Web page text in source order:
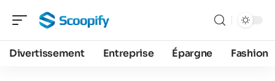
Divertissement Entreprise Épargne Fashion